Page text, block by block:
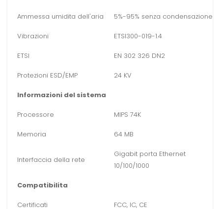
Ammessa umidita dell'aria 5%-95% senza condensazione
Vibrazioni ETSI300-019-1.4
ETSI EN 302 326 DN2
Protezioni ESD/EMP 24 KV
Informazioni del sistema
Processore MIPS 74K
Memoria 64 MB
Interfaccia della rete
Gigabit porta Ethernet
10/100/1000
Compatibilita
Certificati FCC, IC, CE